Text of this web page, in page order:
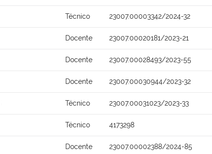
Técnico 23007.00003342/2024-32
Docente 23007.00020181/2023-21
Docente 23007.00028493/2023-55
Docente 23007.00030944/2023-32
Técnico 23007.00031023/2023-33
Técnico 4173298
Docente 23007.00002388/2024-85